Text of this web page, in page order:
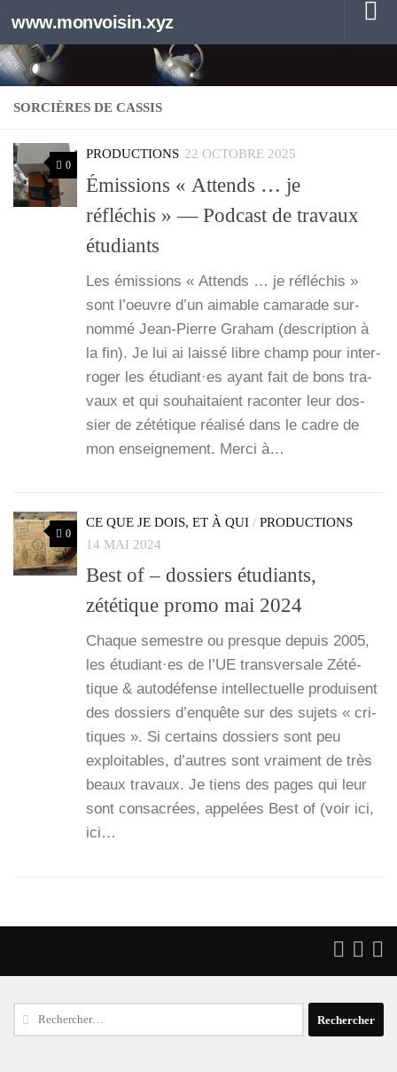
Au dessous du contenu
www.monvoisin.xyz
SORCIÈRES DE CASSIS
0
PRODUCTIONS 22 OCTOBRE 2025
Émissions « Attends … je
réfléchis » — Podcast de travaux
étudiants
Les émis­sions « Attends … je réflé­chis »
sont l’oeuvre d’un aimable cama­rade sur­
nom­mé Jean-Pierre Gra­ham (des­crip­tion à
la fin). Je lui ai lais­sé libre champ pour inter­
ro­ger les étudiant·es ayant fait de bons tra­
vaux et qui sou­hai­taient racon­ter leur dos­
sier de zété­tique réa­li­sé dans le cadre de
mon ensei­gne­ment. Mer­ci à…
0
CE QUE JE DOIS, ET À QUI / PRODUCTIONS
14 MAI 2024
Best of – dossiers étudiants,
zététique promo mai 2024
Chaque semestre ou presque depuis 2005,
les étudiant·es de l’UE trans­ver­sale Zété­
tique & auto­dé­fense intel­lec­tuelle pro­duisent
des dos­siers d’enquête sur des sujets « cri­
tiques ». Si cer­tains dos­siers sont peu
exploi­tables, d’autres sont vrai­ment de très
beaux tra­vaux. Je tiens des pages qui leur
sont consa­crées, appe­lées Best of (voir ici,
ici…
Rechercher :